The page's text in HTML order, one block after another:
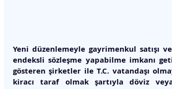
Yeni düzenlemeyle gayrimenkul satışı
endeksli sözleşme yapabilme imkanı
gösteren şirketler ile T.C. vatandaşı
kiracı taraf olmak şartıyla döviz